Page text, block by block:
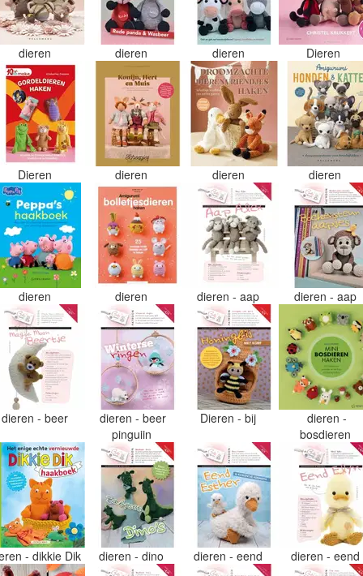
dieren dieren dieren Dieren
Dieren dieren dieren dieren
dieren dieren dieren - aap dieren - aap
dieren - beer
dieren - beer
pinguiin
Dieren - bij
dieren -
bosdieren
- dikkie Dik dieren - dino dieren - eend dieren - eend